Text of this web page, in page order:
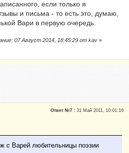
если только я
и письма - то есть это, думаю,
Вари в первую очередь.
07 Август 2014, 18:45:29 от kav»
Ответ №7 :31 Май 2011, 10:01:16
с Варей любительницы поэзии